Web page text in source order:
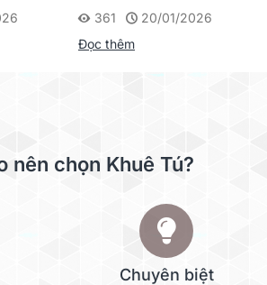
361
20/01/2026
Đọc thêm
nên chọn Khuê Tú?
Chuyên biệt